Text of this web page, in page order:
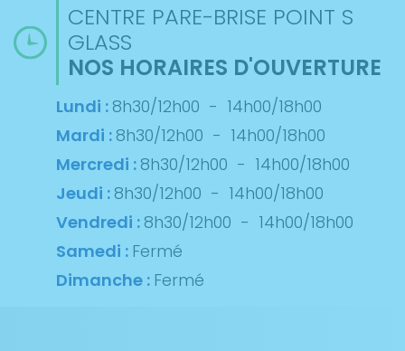
CENTRE PARE-BRISE POINT S
GLASS
NOS HORAIRES D'OUVERTURE
Lundi : 8h30/12h00 - 14h00/18h00
Mardi : 8h30/12h00 - 14h00/18h00
Mercredi : 8h30/12h00 - 14h00/18h00
Jeudi : 8h30/12h00 - 14h00/18h00
Vendredi : 8h30/12h00 - 14h00/18h00
Samedi : Fermé
Dimanche : Fermé